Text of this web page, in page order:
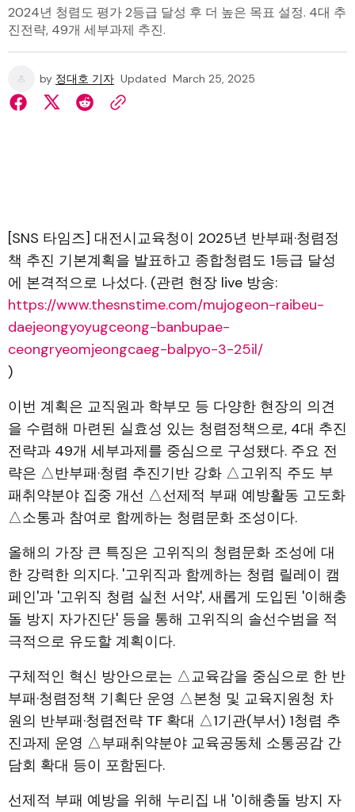
2024년 청렴도 평가 2등급 달성 후 더 높은 목표 설정. 4대 추
진전략, 49개 세부과제 추진.
by 정대호 기자 Updated March 25, 2025
[SNS 타임즈] 대전시교육청이 2025년 반부패·청렴정
책 추진 기본계획을 발표하고 종합청렴도 1등급 달성
에 본격적으로 나섰다. (관련 현장 live 방송:
https://www.thesnstime.com/mujogeon-raibeu-
daejeongyoyugceong-banbupae-
ceongryeomjeongcaeg-balpyo-3-25il/
)
이번 계획은 교직원과 학부모 등 다양한 현장의 의견
을 수렴해 마련된 실효성 있는 청렴정책으로, 4대 추진
전략과 49개 세부과제를 중심으로 구성됐다. 주요 전
략은 △반부패·청렴 추진기반 강화 △고위직 주도 부
패취약분야 집중 개선 △선제적 부패 예방활동 고도화
△소통과 참여로 함께하는 청렴문화 조성이다.
올해의 가장 큰 특징은 고위직의 청렴문화 조성에 대
한 강력한 의지다. '고위직과 함께하는 청렴 릴레이 캠
페인'과 '고위직 청렴 실천 서약', 새롭게 도입된 '이해충
돌 방지 자가진단' 등을 통해 고위직의 솔선수범을 적
극적으로 유도할 계획이다.
구체적인 혁신 방안으로는 △교육감을 중심으로 한 반
부패·청렴정책 기획단 운영 △본청 및 교육지원청 차
원의 반부패·청렴전략 TF 확대 △1기관(부서) 1청렴 추
진과제 운영 △부패취약분야 교육공동체 소통공감 간
담회 확대 등이 포함된다.
선제적 부패 예방을 위해 누리집 내 '이해충돌 방지 자